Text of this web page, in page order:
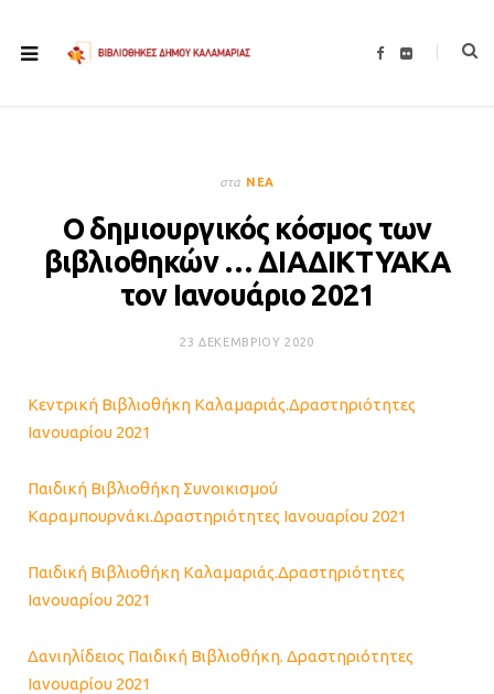
F
F
στα ΝΈΑ
Ο δημιουργικός κόσμος των
βιβλιοθηκών … ΔΙΑΔΙΚΤΥΑΚΑ
τον Ιανουάριο 2021
23 ΔΕΚΕΜΒΡΊΟΥ 2020
Κεντρική Βιβλιοθήκη Καλαμαριάς.Δραστηριότητες
Ιανουαρίου 2021
Παιδική Βιβλιοθήκη Συνοικισμού
Καραμπουρνάκι.Δραστηριότητες Ιανουαρίου 2021
Παιδική Βιβλιοθήκη Καλαμαριάς.Δραστηριότητες
Ιανουαρίου 2021
Δανιηλίδειος Παιδική Βιβλιοθήκη. Δραστηριότητες
Ιανουαρίου 2021